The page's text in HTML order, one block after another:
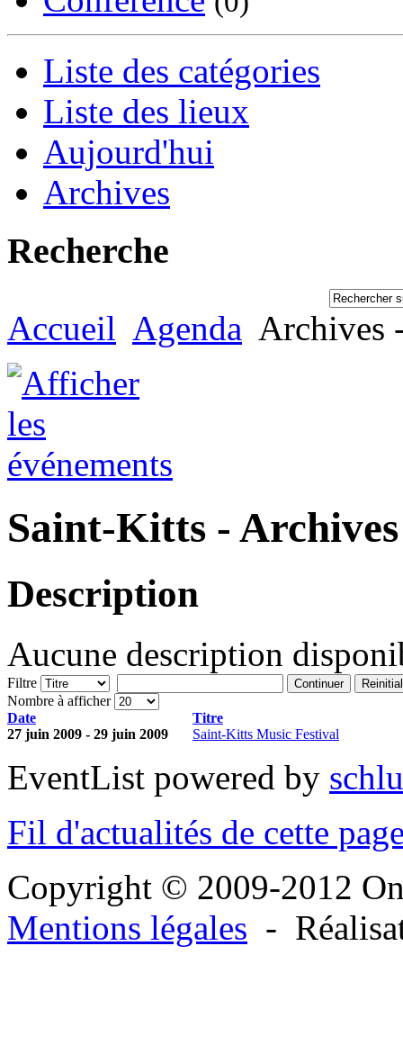
Liste des catégories
Liste des lieux
Aujourd'hui
Archives
Recherche
Accueil Agenda Archives
Saint-Kitts - Archives
Description
Aucune description
Filtre Continuer
Nombre à afficher
Date
Titre
27 juin 2009 - 29 juin 2009
Saint-Kitts Music Festival
EventList powered by
Fil d'actualités de cette
Copyright © 2009-2012
Mentions légales -